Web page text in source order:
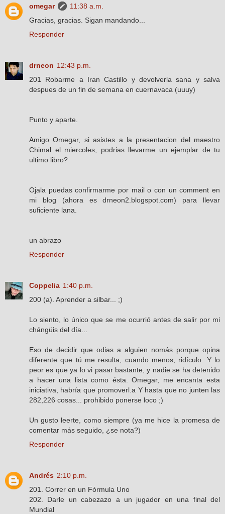
omegar
11:38 a.m.
Gracias, gracias. Sigan mandando...
Responder
drneon 12:43 p.m.
201 Robarme a Iran Castillo y devolverla sana y salva
despues de un fin de semana en cuernavaca (uuuy)
Punto y aparte.
Amigo Omegar, si asistes a la presentacion del maestro
Chimal el miercoles, podrias llevarme un ejemplar de tu
ultimo libro?
Ojala puedas confirmarme por mail o con un comment en
mi blog (ahora es drneon2.blogspot.com) para llevar
suficiente lana.
un abrazo
Responder
Coppelia 1:40 p.m.
200 (a). Aprender a silbar... ;)
Lo siento, lo único que se me ocurrió antes de salir por mi
chángüis del día...
Eso de decidir que odias a alguien nomás porque opina
diferente que tú me resulta, cuando menos, ridículo. Y lo
peor es que ya lo vi pasar bastante, y nadie se ha detenido
a hacer una lista como ésta. Omegar, me encanta esta
iniciativa, habría que promoverl.a Y hasta que no junten las
282,226 cosas... prohibido ponerse loco ;)
Un gusto leerte, como siempre (ya me hice la promesa de
comentar más seguido, ¿se nota?)
Responder
Andrés 2:10 p.m.
201. Correr en un Fórmula Uno
202. Darle un cabezazo a un jugador en una final del
Mundial